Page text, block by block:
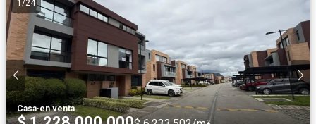
1 /24
Casa·en venta